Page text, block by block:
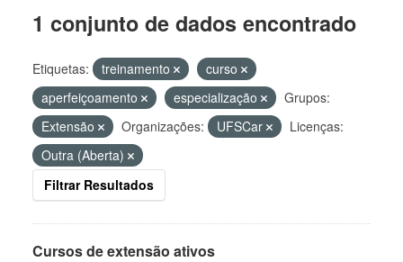
1 conjunto de dados encontrado
Etiquetas: treinamento
curso
aperfeiçoamento
especialização
Grupos:
Extensão
Organizações: UFSCar
Licenças:
Outra (Aberta)
Filtrar Resultados
Cursos de extensão ativos